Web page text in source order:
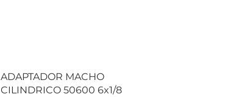
ADAPTADOR MACHO
CILINDRICO 50600 6x1/8